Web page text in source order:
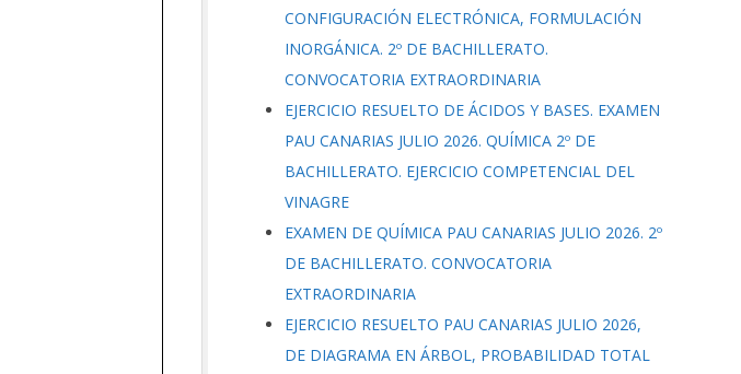
CONFIGURACIÓN ELECTRÓNICA, FORMULACIÓN
INORGÁNICA. 2º DE BACHILLERATO.
CONVOCATORIA EXTRAORDINARIA
EJERCICIO RESUELTO DE ÁCIDOS Y BASES. EXAMEN
PAU CANARIAS JULIO 2026. QUÍMICA 2º DE
BACHILLERATO. EJERCICIO COMPETENCIAL DEL
VINAGRE
EXAMEN DE QUÍMICA PAU CANARIAS JULIO 2026. 2º
DE BACHILLERATO. CONVOCATORIA
EXTRAORDINARIA
EJERCICIO RESUELTO PAU CANARIAS JULIO 2026,
DE DIAGRAMA EN ÁRBOL, PROBABILIDAD TOTAL